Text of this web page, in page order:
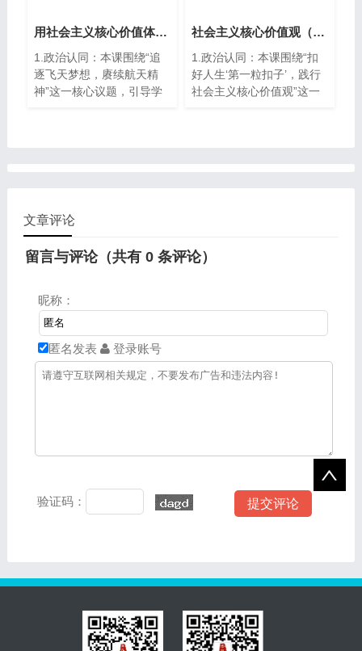
辖市及港澳台地区文化精
的文化交融盛会在这里拉开
了序幕。
用社会主义核心价值体系凝心聚力（中职精品议题式课件共30页含教学设计4视频）
1.政治认同：本课围绕“追
逐飞天梦想，赓续航天精
神”这一核心议题，引导学
生的职业精神。 3.法治意
导学生主动学习国家法律法
4.健全人格：通过小组合作
探究的方式，加强学生沟通
能力，培养学生自立自强、
理性平和、积极向上的良好
心态。 5.公共参与：通过
议学活动，引导学生弘扬集
社会主义核心价值观（中职精品议题式课件共27页含教学设计3视频）
1.政治认同：本课围绕“扣
好人生‘第一粒扣子’，践行
社会主义核心价值观”这一
精神。 3.法治意识：通过
学生的法治意识。 4.健全
增强适应社会发展变化的能
力。 5.公共参与：通过议
文章评论
留言与评论（共有 0条评论）
昵称：
匿名发表 登录账号
验证码：